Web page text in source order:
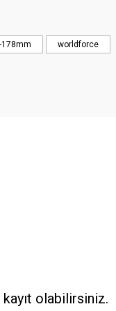
178mm worldforce
olabilirsiniz.